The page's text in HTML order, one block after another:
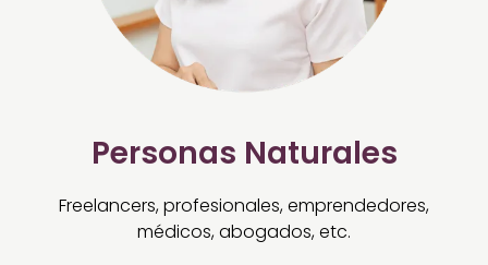
Personas Naturales
Freelancers, profesionales, emprendedores,
médicos, abogados, etc.